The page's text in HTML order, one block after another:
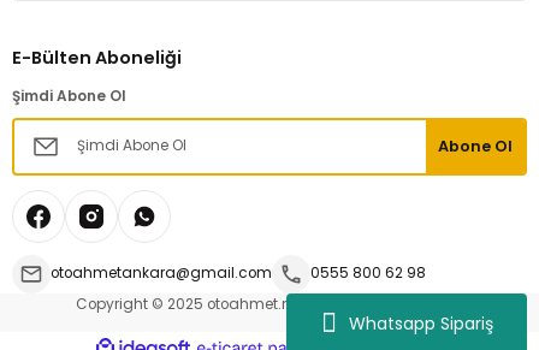
Whatsapp Sipariş
E-Bülten Aboneliği
Şimdi Abone Ol
Abone Ol
otoahmetankara@gmail.com
0555 800 62 98
Copyright © 2025 otoahmet.net | Tüm hakları saklıdır.
ideasoft